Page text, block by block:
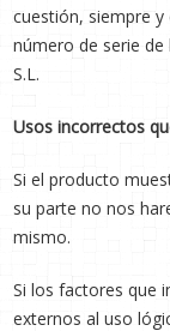
cuestión, siempre
número de serie de
S.L.
Usos incorrectos
Si el producto
su parte no nos
mismo.
Si los factores que
externos al uso